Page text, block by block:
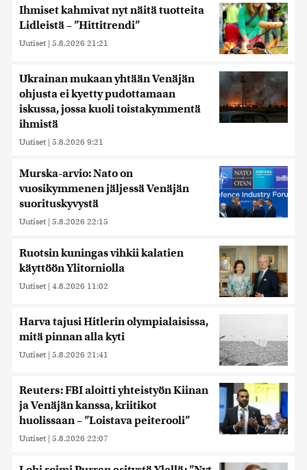
Ihmiset kahmivat nyt näitä tuotteita
Lidleistä – ”Hittitrendi”
Uutiset | 5.8.2026 21:21
Ukrainan mukaan yhtään Venäjän
ohjusta ei kyetty pudottamaan
iskussa, jossa kuoli toistakymmentä
ihmistä
Uutiset | 5.8.2026 9:21
Murska-arvio: Nato on
vuosikymmenen jäljessä Venäjän
suorituskyvystä
Uutiset | 5.8.2026 22:15
Ruotsin kuningas vihkii kalatien
käyttöön Ylitorniolla
Uutiset | 4.8.2026 11:02
Harva tajusi Hitlerin olympialaisissa,
mitä pinnan alla kyti
Uutiset | 5.8.2026 21:41
Reuters: FBI aloitti yhteistyön Kiinan
ja Venäjän kanssa, kriitikot
huolissaan – ”Loistava peiterooli”
Uutiset | 5.8.2026 22:07